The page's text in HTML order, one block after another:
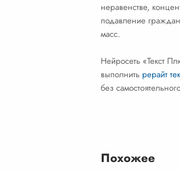
неравенстве,
подавление
масс.
Нейросеть «Текст
выполнить рерайт
без
Похожее